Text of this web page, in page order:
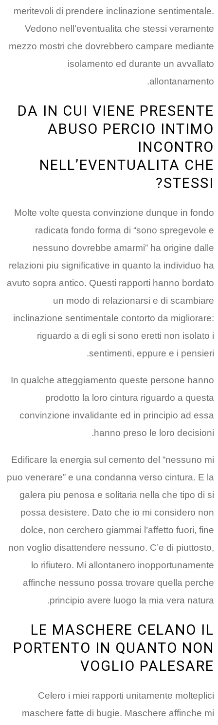
meritevoli di prendere inclinazione sentimentale.
Vedono nell’eventualita che stessi veramente
mezzo mostri che dovrebbero campare mediante
isolamento ed durante un avvallato
allontanamento.
DA IN CUI VIENE PRESENTE
ABUSO PERCIO INTIMO
INCONTRO
NELL’EVENTUALITA CHE
STESSI?
Molte volte questa convinzione dunque in fondo
radicata fondo forma di “sono spregevole e
nessuno dovrebbe amarmi” ha origine dalle
relazioni piu significative in quanto la individuo ha
avuto sopra antico. Questi rapporti hanno bordato
un modo di relazionarsi e di scambiare
inclinazione sentimentale contorto da migliorare:
riguardo a di egli si sono eretti non isolato i
sentimenti, eppure e i pensieri.
In qualche atteggiamento queste persone hanno
prodotto la loro cintura riguardo a questa
convinzione invalidante ed in principio ad essa
hanno preso le loro decisioni.
Edificare la energia sul cemento del “nessuno mi
puo venerare” e una condanna verso cintura. E la
galera piu penosa e solitaria nella che tipo di si
possa desistere. Dato che io mi considero non
dolce, non cerchero giammai l’affetto fuori, fine
non voglio disattendere nessuno. C’e di piuttosto,
lo rifiutero. Mi allontanero inopportunamente
affinche nessuno possa trovare quella perche
principio avere luogo la mia vera natura.
LE MASCHERE CELANO IL
PORTENTO IN QUANTO NON
VOGLIO PALESARE
Celero i miei rapporti unitamente molteplici
maschere fatte di bugie. Maschere affinche mi